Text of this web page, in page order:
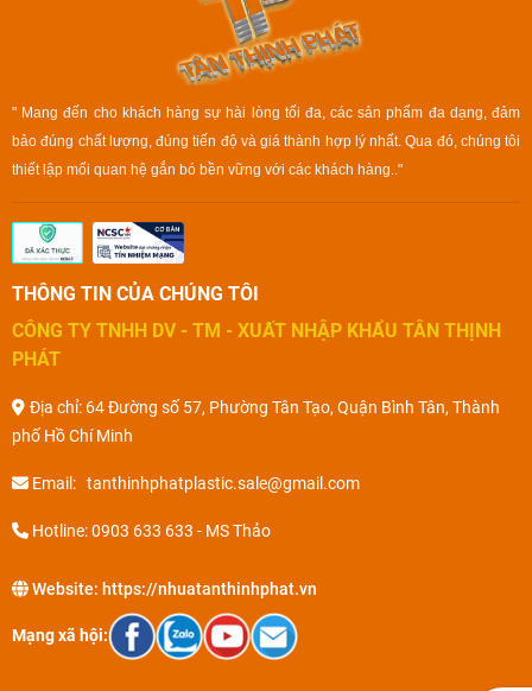
" Mang đến cho khách hàng sự hài lòng tối đa, các sản phẩm đa dạng, đảm
bảo đúng chất lượng, đúng tiến độ và giá thành hợp lý nhất. Qua đó, chúng tôi
thiết lập mối quan hệ gắn bó bền vững với các khách hàng.."
THÔNG TIN CỦA CHÚNG TÔI
CÔNG TY TNHH DV - TM - XUẤT NHẬP KHẨU TÂN THỊNH
PHÁT
Địa chỉ: 64 Đường số 57, Phường Tân Tạo, Quận Bình Tân, Thành
phố Hồ Chí Minh
Email: tanthinhphatplastic.sale@gmail.com
Hotline: 0903 633 633 - MS Thảo
Website: https://nhuatanthinhphat.vn
Mạng xã hội: